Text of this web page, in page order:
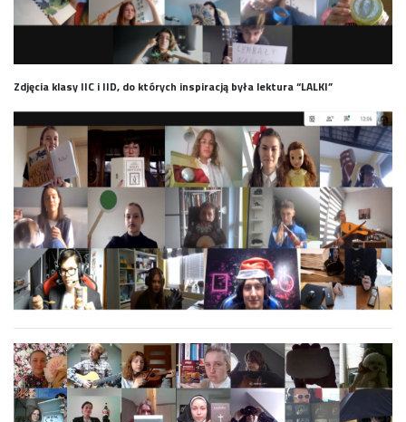
Zdjęcia klasy IIC i IID, do których inspiracją była lektura “LALKI”